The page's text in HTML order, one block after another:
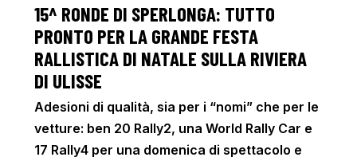
15^ RONDE DI SPERLONGA: TUTTO
PRONTO PER LA GRANDE FESTA
RALLISTICA DI NATALE SULLA RIVIERA
DI ULISSE
Adesioni di qualità, sia per i “nomi” che per le
vetture: ben 20 Rally2, una World Rally Car e
17 Rally4 per una domenica di spettacolo e